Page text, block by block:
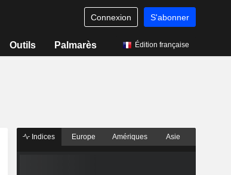
Connexion S'abonner
Outils Palmarès Édition française
Indices Europe Amériques Asie